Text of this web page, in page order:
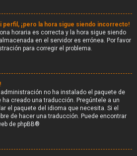
perfil, ¡pero la hora sigue siendo incorrecto!
horaria es correcta y la hora sigue siendo
en el servidor es errónea. Por favor
para corregir el problema.
no ha instalado el paquete de
creado una traducción. Pregúntele a un
el paquete del idioma que necesita. Si el
de hacer una traducción. Puede encontrar
de phpBB®